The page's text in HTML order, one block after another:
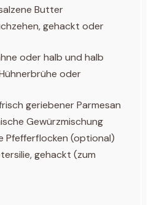
Butter
gehackt oder
oder halb und halb
oder
geriebener Parmesan
Gewürzmischung
Pfefferflocken (optional)
gehackt (zum